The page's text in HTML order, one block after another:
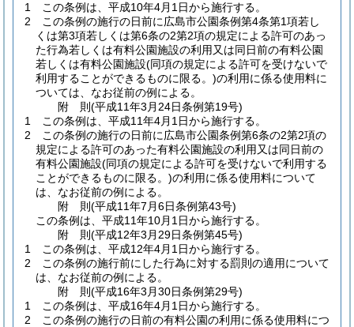
1
この条例は、平成10年4月1日から施行する。
2
この条例の施行の日前に広島市公園条例第4条第1項若し
くは第3項若しくは第6条の2第2項の規定による許可のあっ
た行為若しくは有料公園施設の利用又は同日前の有料公園
若しくは有料公園施設(同項の規定による許可を受けないで
利用することができるものに限る。)の利用に係る使用料に
ついては、なお従前の例による。
附 則(平成11年3月24日条例第19号)
1
この条例は、平成11年4月1日から施行する。
2
この条例の施行の日前に広島市公園条例第6条の2第2項の
規定による許可のあった有料公園施設の利用又は同日前の
有料公園施設(同項の規定による許可を受けないで利用する
ことができるものに限る。)の利用に係る使用料について
は、なお従前の例による。
附 則(平成11年7月6日条例第43号)
この条例は、平成11年10月1日から施行する。
附 則(平成12年3月29日条例第45号)
1
この条例は、平成12年4月1日から施行する。
2
この条例の施行前にした行為に対する罰則の適用について
は、なお従前の例による。
附 則(平成16年3月30日条例第29号)
1
この条例は、平成16年4月1日から施行する。
2
この条例の施行の日前の有料公園の利用に係る使用料につ